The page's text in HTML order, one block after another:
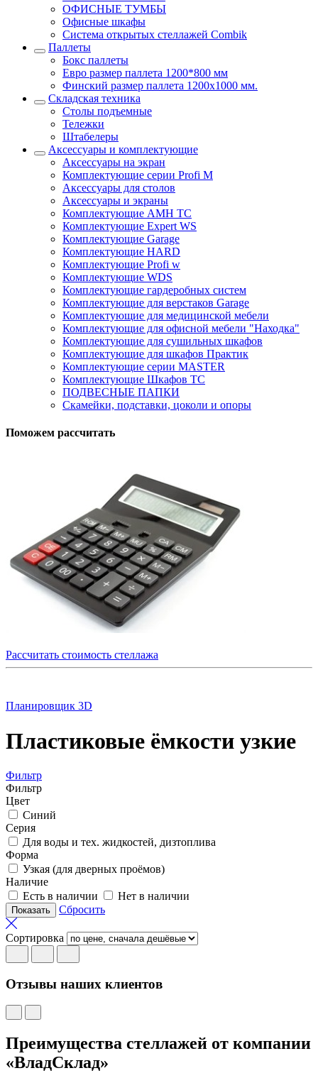
ОФИСНЫЕ ТУМБЫ
Офисные шкафы
Система открытых стеллажей Combik
Паллеты
Бокс паллеты
Евро размер паллета 1200*800 мм
Финский размер паллета 1200х1000 мм.
Складская техника
Столы подъемные
Тележки
Штабелеры
Аксессуары и комплектующие
Аксессуары на экран
Комплектующие серии Profi M
Аксессуары для столов
Аксессуары и экраны
Комплектующие AMH TC
Комплектующие Expert WS
Комплектующие Garage
Комплектующие HARD
Комплектующие Profi w
Комплектующие WDS
Комплектующие гардеробных систем
Комплектующие для верстаков Garage
Комплектующие для медицинской мебели
Комплектующие для офисной мебели "Находка"
Комплектующие для сушильных шкафов
Комплектующие для шкафов Практик
Комплектующие серии MASTER
Комплектующие Шкафов ТС
ПОДВЕСНЫЕ ПАПКИ
Скамейки, подставки, цоколи и опоры
Поможем рассчитать
Рассчитать стоимость стеллажа
Планировщик 3D
Пластиковые ёмкости узкие
Фильтр
Фильтр
Цвет
Синий
Серия
Для воды и тех. жидкостей, дизтоплива
Форма
Узкая (для дверных проёмов)
Наличие
Есть в наличии
Нет в наличии
Сбросить
Сортировка
Отзывы наших клиентов
Преимущества стеллажей от компании
«ВладСклад»